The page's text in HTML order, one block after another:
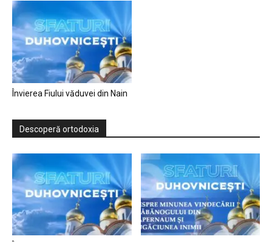
Învierea Fiului văduvei din Nain
Descoperă ortodoxia